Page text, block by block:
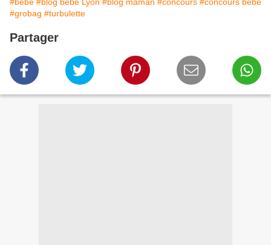
#grobag #turbulette
Partager